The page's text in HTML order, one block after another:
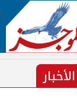
الأخبار